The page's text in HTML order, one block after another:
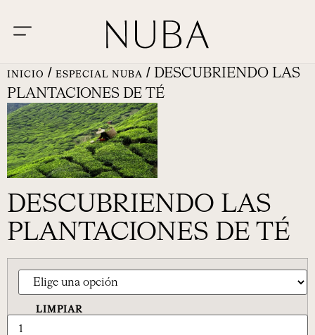
INICIO / ESPECIAL NUBA / DESCUBRIENDO LAS
PLANTACIONES DE TÉ
DESCUBRIENDO LAS
PLANTACIONES DE TÉ
LIMPIAR